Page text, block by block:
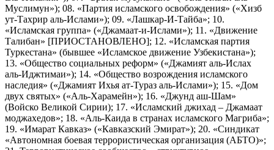
Муслимун»); 08. «Партия исламского освобождения» («Хизб
ут-Тахрир аль-Ислами»); 09. «Лашкар-И-Тайба»; 10.
«Исламская группа» («Джамаат-и-Ислами»); 11. «Движение
Талибан» [ПРИОСТАНОВЛЕНО]; 12. «Исламская партия
Туркестана» (бывшее «Исламское движение Узбекистана»);
13. «Общество социальных реформ» («Джамият аль-Ислах
аль-Иджтимаи»); 14. «Общество возрождения исламского
наследия» («Джамият Ихья ат-Тураз аль-Ислами»); 15. «Дом
двух святых» («Аль-Харамейн»); 16. «Джунд аш-Шам»
(Войско Великой Сирии); 17. «Исламский джихад – Джамаат
моджахедов»; 18. «Аль-Каида в странах исламского Магриба»;
19. «Имарат Кавказ» («Кавказский Эмират»); 20. «Синдикат
«Автономная боевая террористическая организация (АБТО)»;